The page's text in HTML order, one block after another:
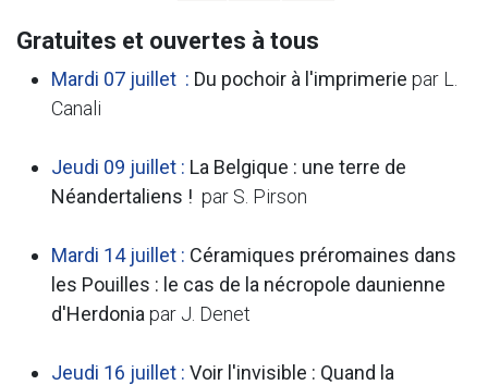
Gratuites et ouvertes à tous
Mardi 07 juillet : Du pochoir à l'imprimerie par L.
Canali
Jeudi 09 juillet : La Belgique : une terre de
Néandertaliens ! par S. Pirson
Mardi 14 juillet : Céramiques préromaines dans
les Pouilles : le cas de la nécropole daunienne
d'Herdonia par J. Denet
Jeudi 16 juillet : Voir l'invisible : Quand la